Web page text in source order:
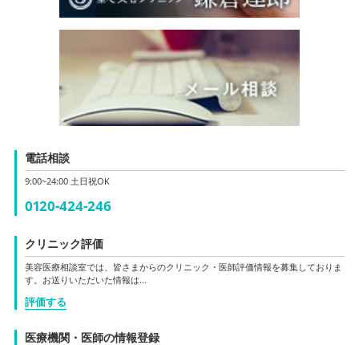
電話相談
9:00~24:00 土日祝OK
0120-424-246
クリニック評価
美容医療相談室では、皆さまからのクリニック・医師評価情報を募集しておりま
す。お送りいただいた情報は…
評価する
医療機関・医師の情報登録